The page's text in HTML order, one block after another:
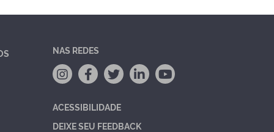
NAS REDES
ACESSIBILIDADE
DEIXE SEU FEEDBACK